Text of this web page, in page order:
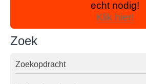
echt nodig!
Klik hier!
Zoek
Zoekopdracht